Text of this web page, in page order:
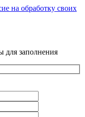
на обработку своих
для заполнения